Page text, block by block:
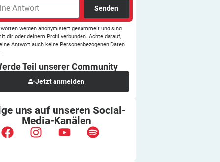
Senden
werden anonymisiert gesammelt und sind
dir oder deinem Profil verbunden. Achte darauf,
Antwort auch keine Personenbezogenen Daten
Teil unsererCommunity
Jetzt anmelden
uns auf unserenSocial-
Media-Kanälen